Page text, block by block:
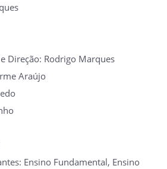
Direção: Rodrigo Marques
Araújo
Ensino Fundamental, Ensino